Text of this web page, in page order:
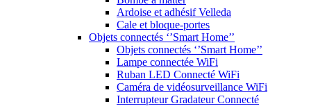
Ardoise et adhésif Velleda
Cale et bloque-portes
Objets connectés ‘’Smart Home’’
Objets connectés ‘’Smart Home’’
Lampe connectée WiFi
Ruban LED Connecté WiFi
Caméra de vidéosurveillance WiFi
Interrupteur Gradateur Connecté